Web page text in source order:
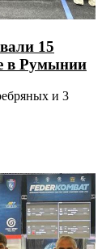
15
в Румынии
и 3